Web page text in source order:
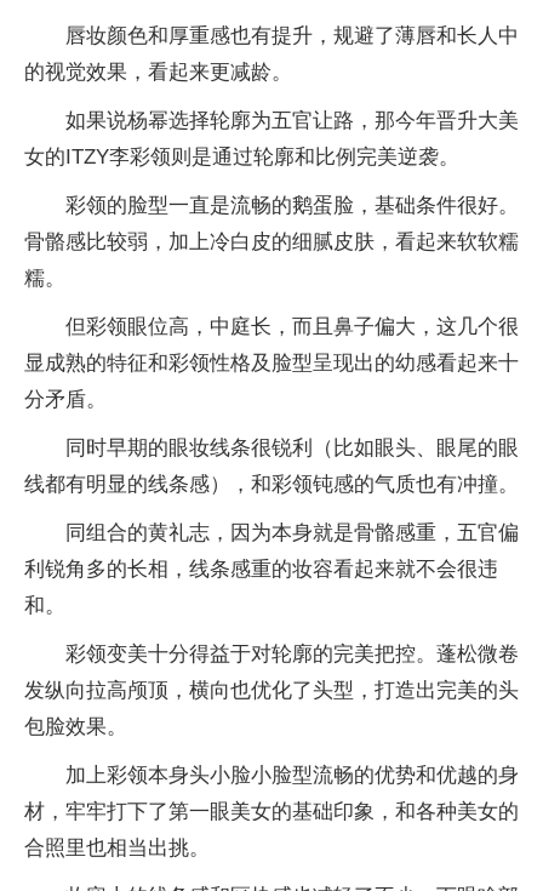
唇妆颜色和厚重感也有提升，规避了薄唇和长人中
的视觉效果，看起来更减龄。
如果说杨幂选择轮廓为五官让路，那今年晋升大美
女的ITZY李彩领则是通过轮廓和比例完美逆袭。
彩领的脸型一直是流畅的鹅蛋脸，基础条件很好。
骨骼感比较弱，加上冷白皮的细腻皮肤，看起来软软糯
糯。
但彩领眼位高，中庭长，而且鼻子偏大，这几个很
显成熟的特征和彩领性格及脸型呈现出的幼感看起来十
分矛盾。
同时早期的眼妆线条很锐利（比如眼头、眼尾的眼
线都有明显的线条感），和彩领钝感的气质也有冲撞。
同组合的黄礼志，因为本身就是骨骼感重，五官偏
利锐角多的长相，线条感重的妆容看起来就不会很违
和。
彩领变美十分得益于对轮廓的完美把控。蓬松微卷
发纵向拉高颅顶，横向也优化了头型，打造出完美的头
包脸效果。
加上彩领本身头小脸小脸型流畅的优势和优越的身
材，牢牢打下了第一眼美女的基础印象，和各种美女的
合照里也相当出挑。